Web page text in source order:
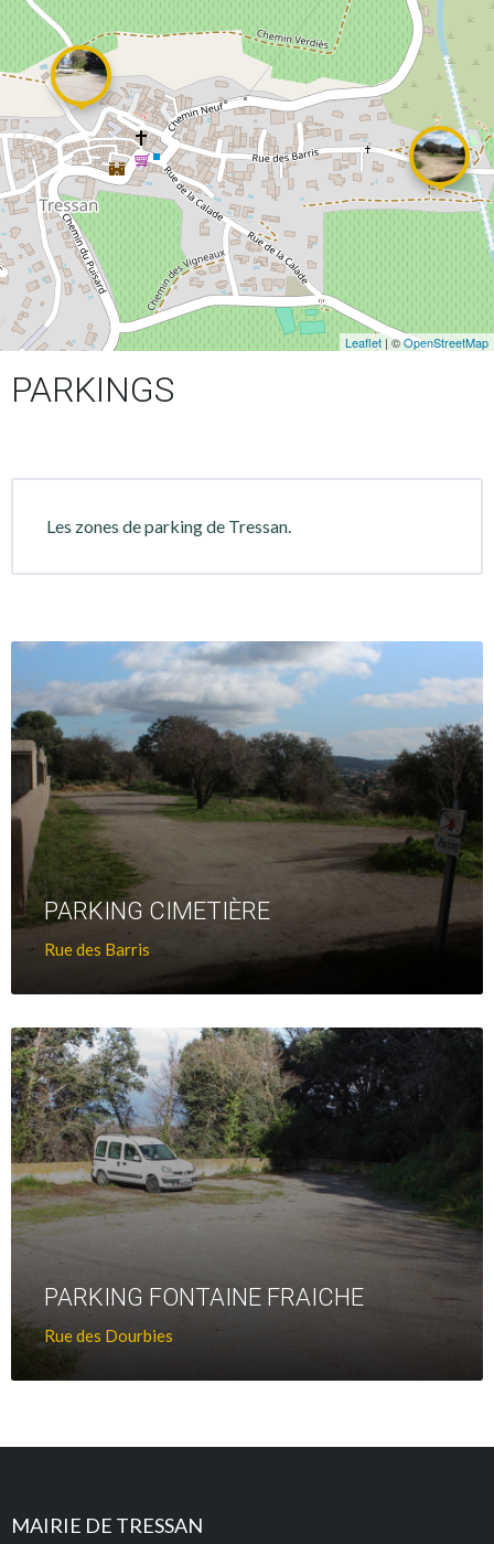
Leaflet| ©OpenStreetMap
PARKINGS
Les zones de parking de Tressan.
PARKING CIMETIÈRE
Rue des Barris
+
PARKING FONTAINE FRAICHE
Rue des Dourbies
+
D'infos
MAIRIE DE TRESSAN